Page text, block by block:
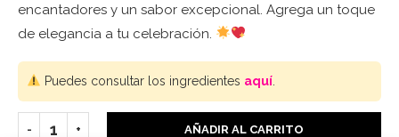
encantadores y un sabor excepcional. Agrega un toque
de elegancia a tu celebración.
Puedes consultar los ingredientes aquí.
AÑADIR AL CARRITO